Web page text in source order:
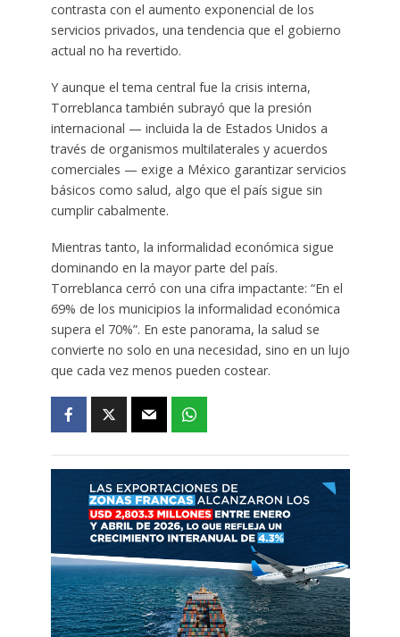
contrasta con el aumento exponencial de los
servicios privados, una tendencia que el gobierno
actual no ha revertido.
Y aunque el tema central fue la crisis interna,
Torreblanca también subrayó que la presión
internacional — incluida la de Estados Unidos a
través de organismos multilaterales y acuerdos
comerciales — exige a México garantizar servicios
básicos como salud, algo que el país sigue sin
cumplir cabalmente.
Mientras tanto, la informalidad económica sigue
dominando en la mayor parte del país.
Torreblanca cerró con una cifra impactante: “En el
69% de los municipios la informalidad económica
supera el 70%”. En este panorama, la salud se
convierte no solo en una necesidad, sino en un lujo
que cada vez menos pueden costear.